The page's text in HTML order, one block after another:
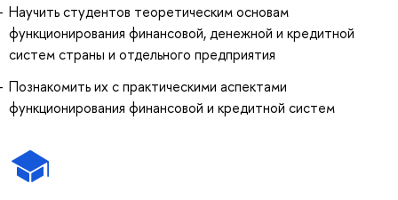
Научить студентов теоретическим основам
функционирования финансовой, денежной и кредитной
систем страны и отдельного предприятия
Познакомить их с практическими аспектами
функционирования финансовой и кредитной систем